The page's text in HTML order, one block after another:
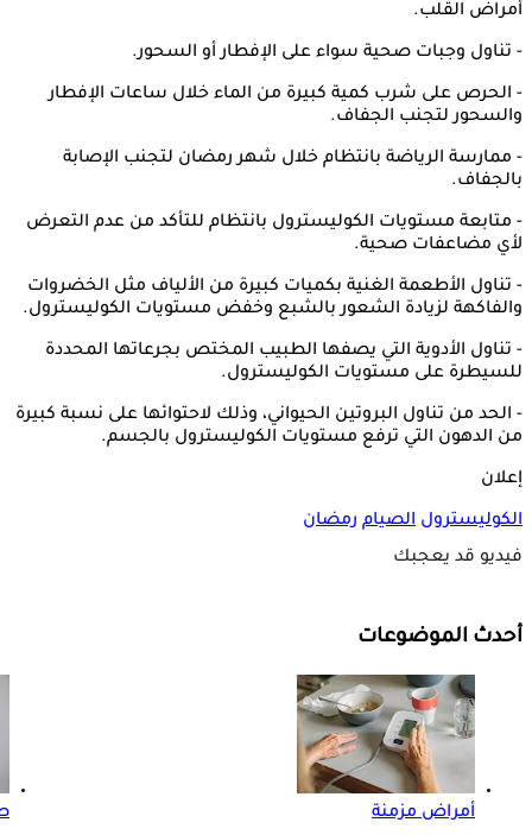
أمراض القلب.
- تناول وجبات صحية سواء على الإفطار أو السحور.
- الحرص على شرب كمية كبيرة من الماء خلال ساعات الإفطار
والسحور لتجنب الجفاف.
- ممارسة الرياضة بانتظام خلال شهر رمضان لتجنب الإصابة
بالجفاف.
- متابعة مستويات الكوليسترول بانتظام للتأكد من عدم التعرض
لأي مضاعفات صحية.
- تناول الأطعمة الغنية بكميات كبيرة من الألياف مثل الخضروات
والفاكهة لزيادة الشعور بالشبع وخفض مستويات الكوليسترول.
- تناول الأدوية التي يصفها الطبيب المختص بجرعاتها المحددة
للسيطرة على مستويات الكوليسترول.
- الحد من تناول البروتين الحيواني، وذلك لاحتوائها على نسبة كبيرة
من الدهون التي ترفع مستويات الكوليسترول بالجسم.
إعلان
الكوليسترول الصيام رمضان
فيديو قد يعجبك
أحدث الموضوعات
أمراض مزمنة